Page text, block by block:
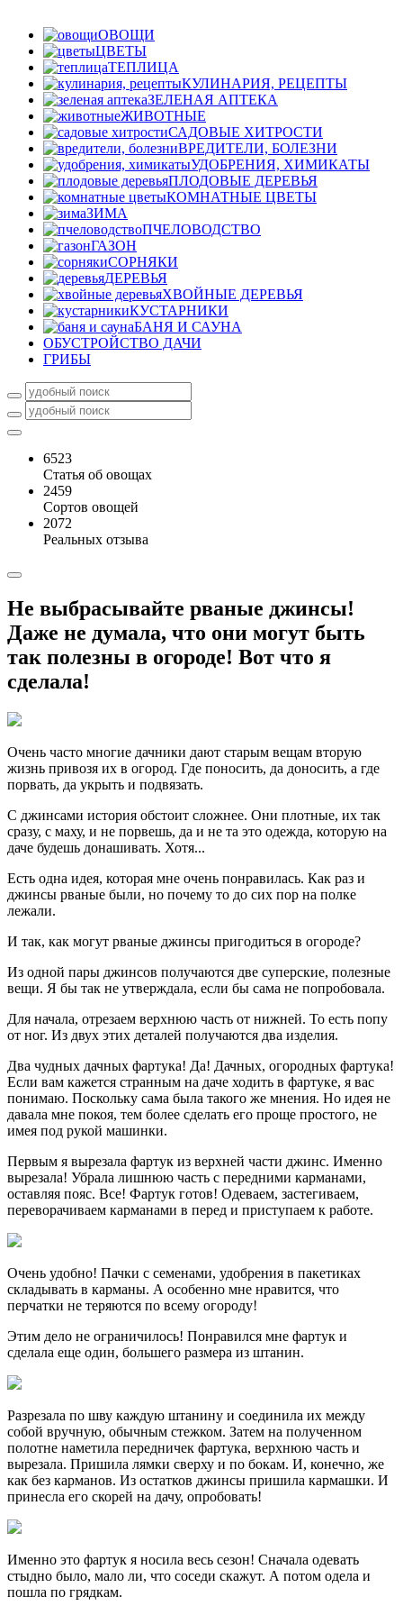
ОВОЩИ
ЦВЕТЫ
ТЕПЛИЦА
КУЛИНАРИЯ, РЕЦЕПТЫ
ЗЕЛЕНАЯ АПТЕКА
ЖИВОТНЫЕ
САДОВЫЕ ХИТРОСТИ
ВРЕДИТЕЛИ, БОЛЕЗНИ
УДОБРЕНИЯ, ХИМИКАТЫ
ПЛОДОВЫЕ ДЕРЕВЬЯ
КОМНАТНЫЕ ЦВЕТЫ
ЗИМА
ПЧЕЛОВОДСТВО
ГАЗОН
СОРНЯКИ
ДЕРЕВЬЯ
ХВОЙНЫЕ ДЕРЕВЬЯ
КУСТАРНИКИ
БАНЯ И САУНА
ОБУСТРОЙСТВО ДАЧИ
ГРИБЫ
6523
Статья об овощах
2459
Сортов овощей
2072
Реальных отзыва
Не выбрасывайте рваные джинсы!
Даже не думала, что они могут быть
так полезны в огороде! Вот что я
сделала!
Очень часто многие дачники дают старым вещам вторую
жизнь привозя их в огород. Где поносить, да доносить, а где
порвать, да укрыть и подвязать.
С джинсами история обстоит сложнее. Они плотные, их так
сразу, с маху, и не порвешь, да и не та это одежда, которую на
даче будешь донашивать. Хотя...
Есть одна идея, которая мне очень понравилась. Как раз и
джинсы рваные были, но почему то до сих пор на полке
лежали.
И так, как могут рваные джинсы пригодиться в огороде?
Из одной пары джинсов получаются две суперские, полезные
вещи. Я бы так не утверждала, если бы сама не попробовала.
Для начала, отрезаем верхнюю часть от нижней. То есть попу
от ног. Из двух этих деталей получаются два изделия.
Два чудных дачных фартука! Да! Дачных, огородных фартука!
Если вам кажется странным на даче ходить в фартуке, я вас
понимаю. Поскольку сама была такого же мнения. Но идея не
давала мне покоя, тем более сделать его проще простого, не
имея под рукой машинки.
Первым я вырезала фартук из верхней части джинс. Именно
вырезала! Убрала лишнюю часть с передними карманами,
оставляя пояс. Все! Фартук готов! Одеваем, застегиваем,
переворачиваем карманами в перед и приступаем к работе.
Очень удобно! Пачки с семенами, удобрения в пакетиках
складывать в карманы. А особенно мне нравится, что
перчатки не теряются по всему огороду!
Этим дело не ограничилось! Понравился мне фартук и
сделала еще один, большего размера из штанин.
Разрезала по шву каждую штанину и соединила их между
собой вручную, обычным стежком. Затем на полученном
полотне наметила передничек фартука, верхнюю часть и
вырезала. Пришила лямки сверху и по бокам. И, конечно, же
как без карманов. Из остатков джинсы пришила кармашки. И
принесла его скорей на дачу, опробовать!
Именно это фартук я носила весь сезон! Сначала одевать
стыдно было, мало ли, что соседи скажут. А потом одела и
пошла по грядкам.